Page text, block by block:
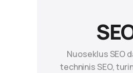
Nuoseklus SEO
techninis SEO,